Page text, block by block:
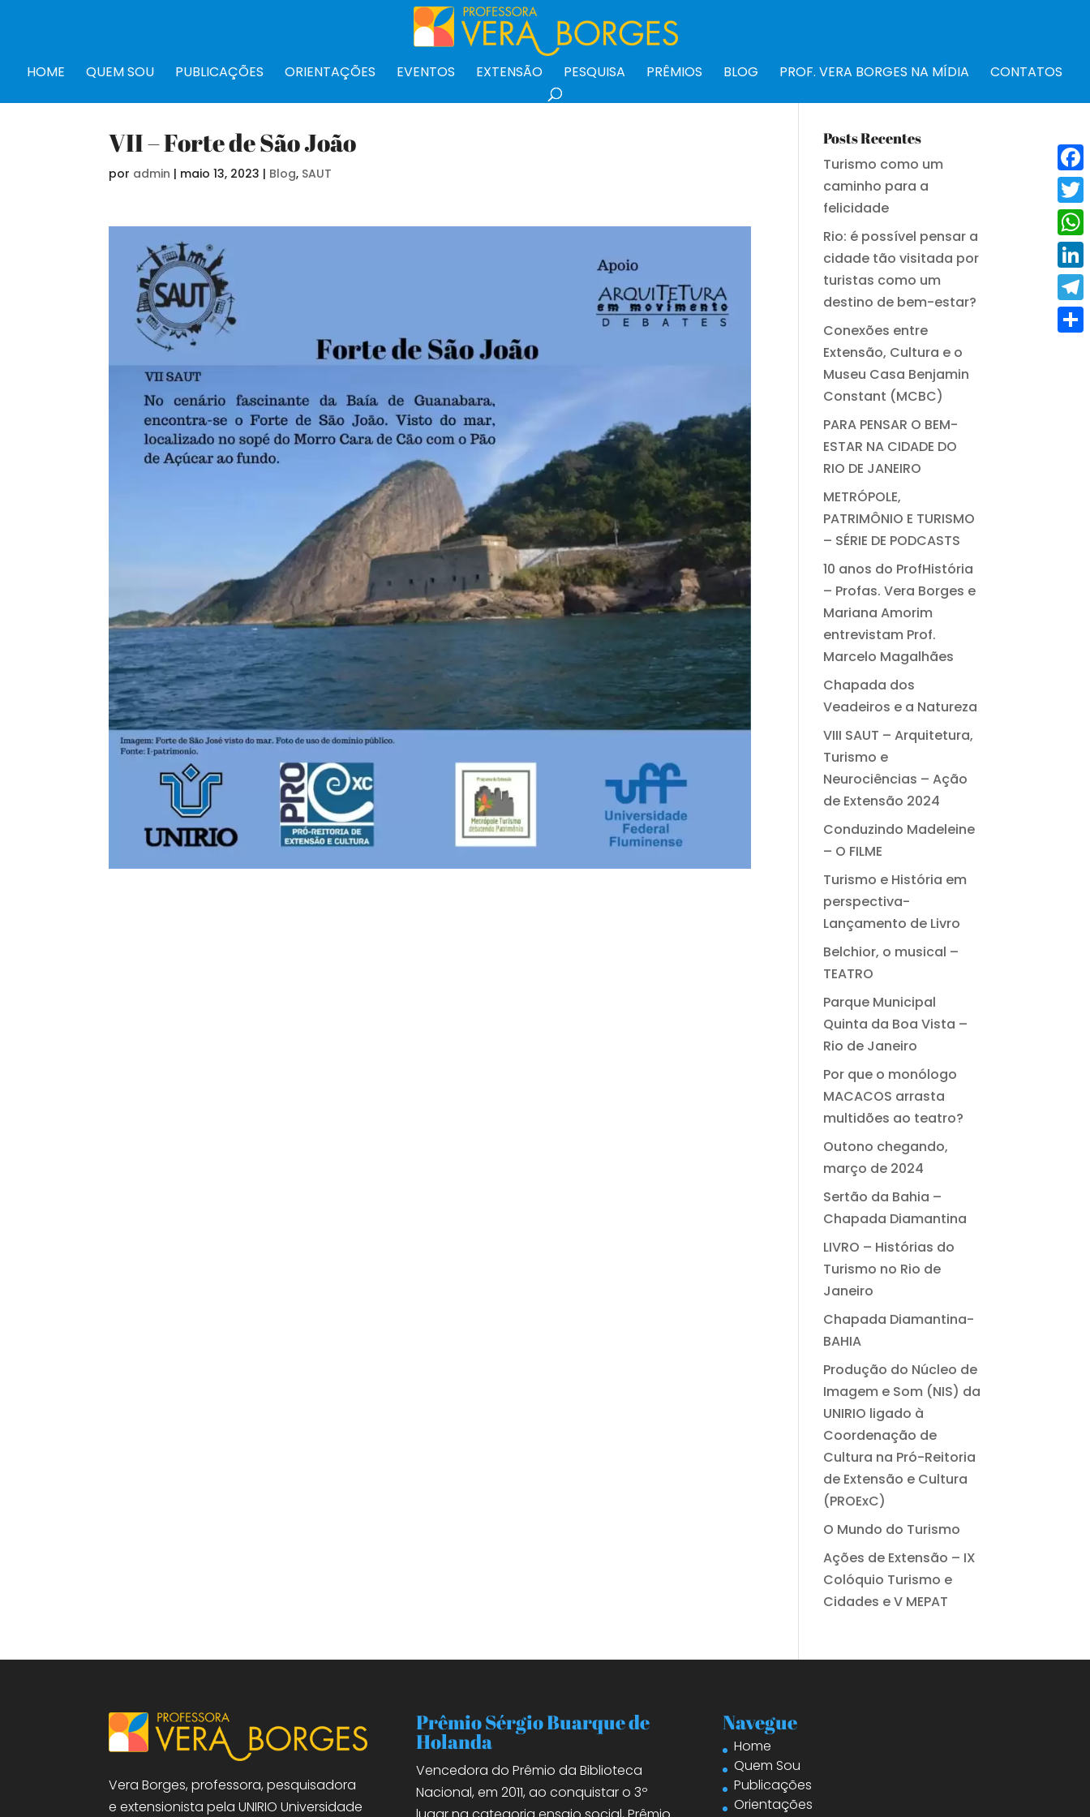
HOME QUEM SOU PUBLICAÇÕES ORIENTAÇÕES EVENTOS EXTENSÃO PESQUISA PRÊMIOS BLOG PROF. VERA BORGES NA MÍDIA CONTATOS
VII – Forte de São João
por admin | maio 13, 2023 | Blog, SAUT
Posts Recentes
Turismo como um
caminho para a
felicidade
Rio: é possível pensar a
cidade tão visitada por
turistas como um
destino de bem-estar?
Conexões entre
Extensão, Cultura e o
Museu Casa Benjamin
Constant (MCBC)
PARA PENSAR O BEM-
ESTAR NA CIDADE DO
RIO DE JANEIRO
METRÓPOLE,
PATRIMÔNIO E TURISMO
– SÉRIE DE PODCASTS
10 anos do ProfHistória
– Profas. Vera Borges e
Mariana Amorim
entrevistam Prof.
Marcelo Magalhães
Chapada dos
Veadeiros e a Natureza
VIII SAUT – Arquitetura,
Turismo e
Neurociências – Ação
de Extensão 2024
Conduzindo Madeleine
– O FILME
Turismo e História em
perspectiva-
Lançamento de Livro
Belchior, o musical –
TEATRO
Parque Municipal
Quinta da Boa Vista –
Rio de Janeiro
Por que o monólogo
MACACOS arrasta
multidões ao teatro?
Outono chegando,
março de 2024
Sertão da Bahia –
Chapada Diamantina
LIVRO – Histórias do
Turismo no Rio de
Janeiro
Chapada Diamantina-
BAHIA
Produção do Núcleo de
Imagem e Som (NIS) da
UNIRIO ligado à
Coordenação de
Cultura na Pró-Reitoria
de Extensão e Cultura
(PROExC)
O Mundo do Turismo
Ações de Extensão – IX
Colóquio Turismo e
Cidades e V MEPAT
Vera Borges, professora, pesquisadora
e extensionista pela UNIRIO Universidade
Prêmio Sérgio Buarque de
Holanda
Vencedora do Prêmio da Biblioteca
Nacional, em 2011, ao conquistar o 3º
Navegue
Home
Quem Sou
Publicações
Orientações